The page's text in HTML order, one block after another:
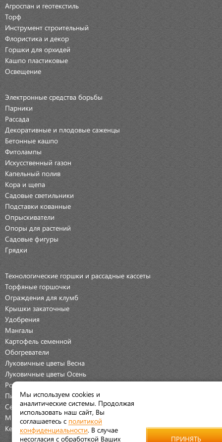
Агроспан и геотекстиль
Торф
Инструмент строительный
Флористика и декор
Горшки для орхидей
Кашпо пластиковые
Освещение
Электронные средства борьбы
Парники
Рассада
Декоративные и плодовые саженцы
Бетонные кашпо
Фитолампы
Искусственный газон
Капельный полив
Кора и щепа
Садовые светильники
Подставки кованные
Опрыскиватели
Опоры для растений
Садовые фигуры
Грядки
Технологические горшки и рассадные кассеты
Торфяные горшочки
Ограждения для клумб
Крышки закаточные
Удобрения
Мангалы
Картофель семенной
Обогреватели
Луковичные цветы Весна
Луковичные цветы Осень
Розы
Пионы
Семена Овощей
Мраморная крошка
Керамические наборы
Мы используем cookies и
аналитические системы. Продолжая
использовать наш сайт, Вы
соглашаетесь с политикой
конфиденциальности . В случае
несогласия с обработкой Ваших ПРИНЯТЬ